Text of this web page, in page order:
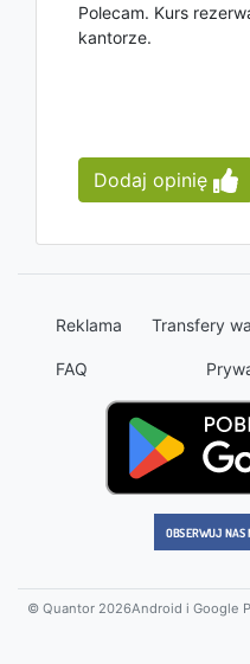
Polecam. Kurs
kantorze.
Dodaj opinię
Reklama Transfery
FAQ
© Quantor 2026Android i Google